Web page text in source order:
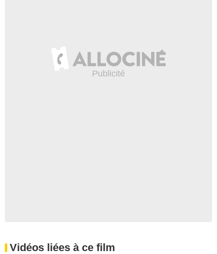
Vidéos liées à ce film